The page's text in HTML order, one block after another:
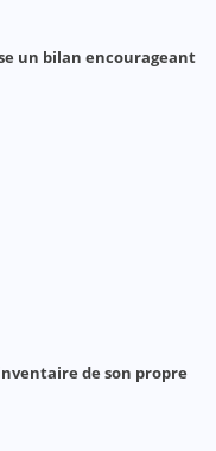
un bilan encourageant
de son propre